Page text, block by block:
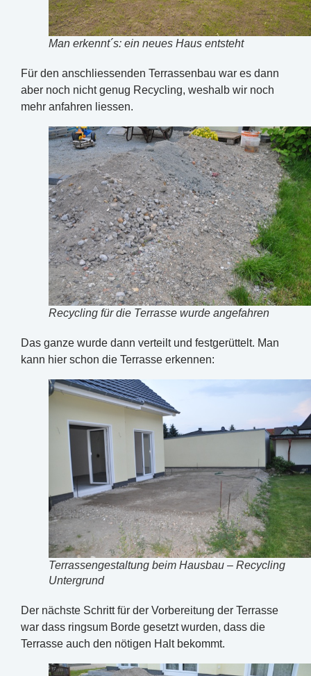
Man erkennt´s: ein neues Haus entsteht
Für den anschliessenden Terrassenbau war es dann
aber noch nicht genug Recycling, weshalb wir noch
mehr anfahren liessen.
Recycling für die Terrasse wurde angefahren
Das ganze wurde dann verteilt und festgerüttelt. Man
kann hier schon die Terrasse erkennen:
Terrassengestaltung beim Hausbau – Recycling
Untergrund
Der nächste Schritt für der Vorbereitung der Terrasse
war dass ringsum Borde gesetzt wurden, dass die
Terrasse auch den nötigen Halt bekommt.